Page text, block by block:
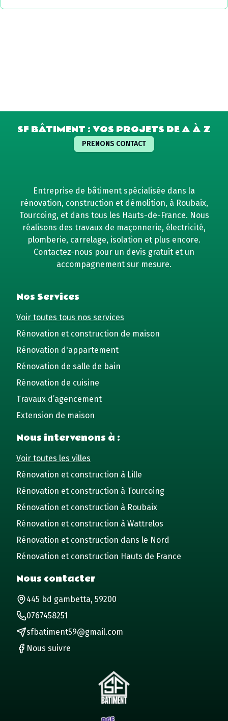
SF BÂTIMENT : VOS PROJETS DE A À Z
PRENONS CONTACT
Entreprise de bâtiment spécialisée dans la
rénovation, construction et démolition, à Roubaix,
Tourcoing, et dans tous les Hauts-de-France. Nous
réalisons des travaux de maçonnerie, électricité,
plomberie, carrelage, isolation et plus encore.
Contactez-nous pour un devis gratuit et un
accompagnement sur mesure.
Nos Services
Voir toutes tous nos services
Rénovation et construction de maison
Rénovation d'appartement
Rénovation de salle de bain
Rénovation de cuisine
Travaux d’agencement
Extension de maison
Nous intervenons à :
Voir toutes les villes
Rénovation et construction à Lille
Rénovation et construction à Tourcoing
Rénovation et construction à Roubaix
Rénovation et construction à Wattrelos
Rénovation et construction dans le Nord
Rénovation et construction Hauts de France
Nous contacter
445 bd gambetta, 59200
0767458251
sfbatiment59@gmail.com
Nous suivre